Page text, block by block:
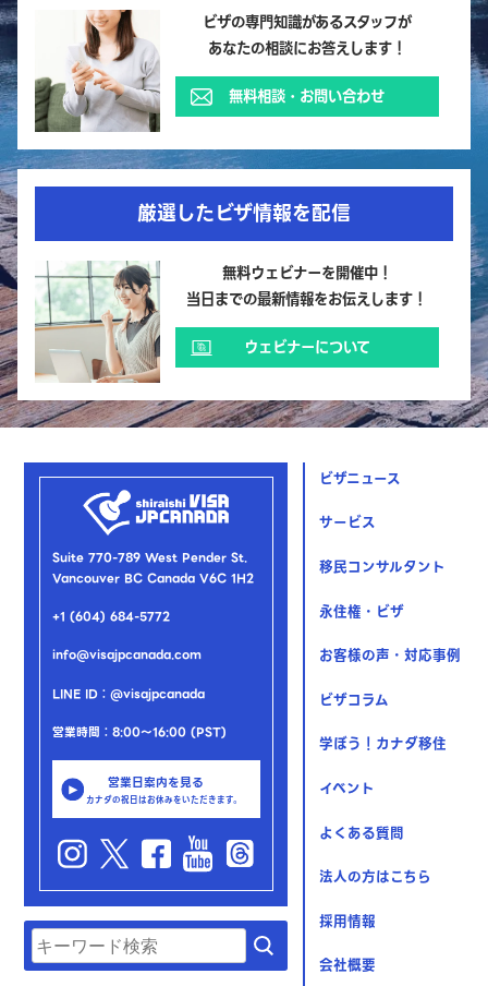
ビザの専門知識があるスタッフが
あなたの相談にお答えします！
無料相談・お問い合わせ
厳選したビザ情報を配信
無料ウェビナーを開催中！
当日までの最新情報をお伝えします！
ウェビナーについて
Suite 770-789 West Pender St.
Vancouver BC Canada V6C 1H2
+1 (604) 684-5772
info@visajpcanada.com
LINE ID：@visajpcanada
営業時間：8:00～16:00 (PST)
営業日案内を見る
カナダの祝日はお休みをいただきます。
ビザニュース
サービス
移民コンサルタント
永住権・ビザ
お客様の声・対応事例
ビザコラム
学ぼう！カナダ移住
イベント
よくある質問
法人の方はこちら
採用情報
会社概要